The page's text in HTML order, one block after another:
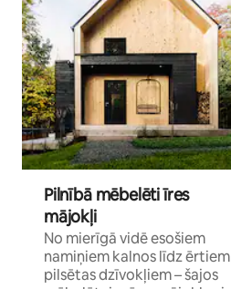
Pilnībā mēbelēti īres
mājokļi
No mierīgā vidē esošiem
namiņiem kalnos līdz ērtiem
pilsētas dzīvokļiem – šajos